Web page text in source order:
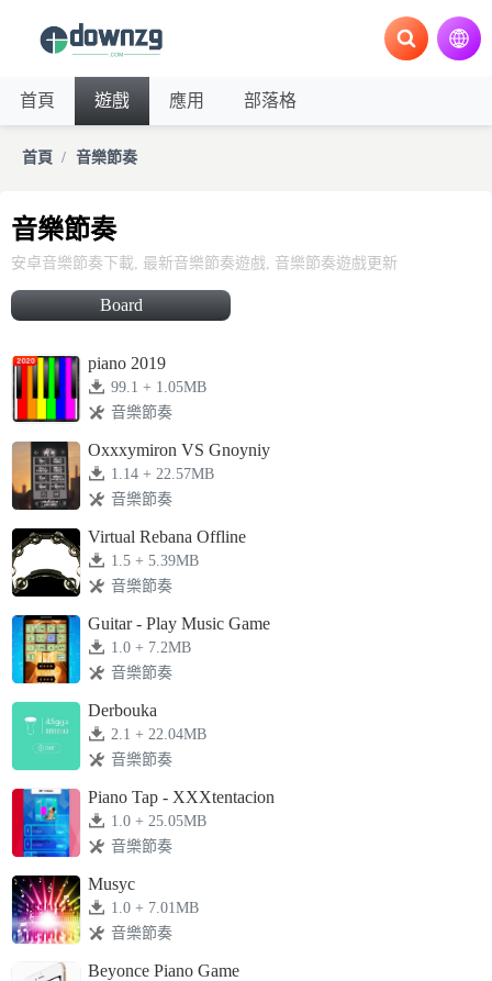
首頁 遊戲 應用 部落格
首頁 音樂節奏
音樂節奏
安卓音樂節奏下載, 最新音樂節奏遊戲, 音樂節奏遊戲更新
Board
piano 2019
99.1 + 1.05MB
音樂節奏
Oxxxymiron VS Gnoyniy
1.14 + 22.57MB
音樂節奏
Virtual Rebana Offline
1.5 + 5.39MB
音樂節奏
Guitar - Play Music Game
1.0 + 7.2MB
音樂節奏
Derbouka
2.1 + 22.04MB
音樂節奏
Piano Tap - XXXtentacion
1.0 + 25.05MB
音樂節奏
Musyc
1.0 + 7.01MB
音樂節奏
Beyonce Piano Game